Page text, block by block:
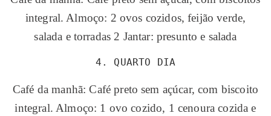
integral. Almoço: 2 ovos cozidos, feijão verde,
salada e torradas 2 Jantar: presunto e salada
4. QUARTO DIA
Café da manhã: Café preto sem açúcar, com biscoito
integral. Almoço: 1 ovo cozido, 1 cenoura cozida e